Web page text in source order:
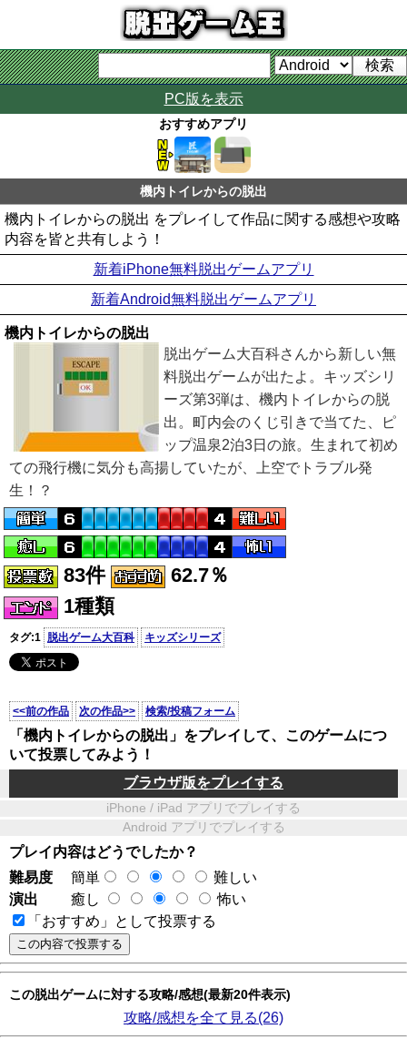
PC版を表示
おすすめアプリ
機内トイレからの脱出
機内トイレからの脱出 をプレイして作品に関する感想や攻略
内容を皆と共有しよう！
新着iPhone無料脱出ゲームアプリ
新着Android無料脱出ゲームアプリ
機内トイレからの脱出
脱出ゲーム大百科さんから新しい無
料脱出ゲームが出たよ。キッズシリ
ーズ第3弾は、機内トイレからの脱
出。町内会のくじ引きで当てた、ピ
ップ温泉2泊3日の旅。生まれて初め
ての飛行機に気分も高揚していたが、上空でトラブル発
生！？
83件
62.7％
1種類
タグ:1 脱出ゲーム大百科 キッズシリーズ
<<前の作品 次の作品>> 検索/投稿フォーム
「機内トイレからの脱出」をプレイして、このゲームにつ
いて投票してみよう！
ブラウザ版をプレイする
iPhone / iPad アプリでプレイする
Android アプリでプレイする
プレイ内容はどうでしたか？
難易度
簡単
難しい
演出
癒し
怖い
「おすすめ」として投票する
この脱出ゲームに対する攻略/感想(最新20件表示)
攻略/感想を全て見る(26)